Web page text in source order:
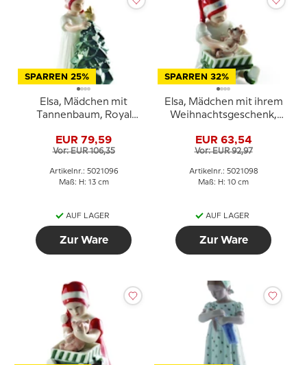
SPARREN 25%
Elsa, Mädchen mit
Tannenbaum, Royal
096
EUR 79,59
Vor: EUR 106,35
Artikelnr.: 5021096
Maß: H: 13 cm
AUF LAGER
Zur Ware
SPARREN 32%
Elsa, Mädchen mit ihrem
Weihnachtsgeschenk,
Nr. 098
EUR 63,54
Vor: EUR 92,97
Artikelnr.: 5021098
Maß: H: 10 cm
AUF LAGER
Zur Ware